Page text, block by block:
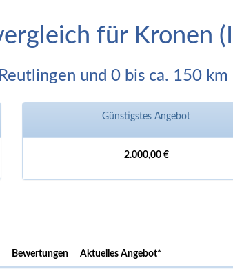
für Kronen
Reutlingen und 0 bis ca. 150
Günstigstes Angebot
2.000,00 €
Bewertungen Aktuelles Angebot*